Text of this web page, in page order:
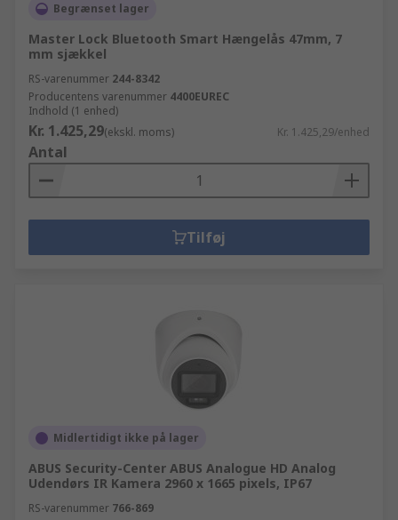
Begrænset lager
Master Lock Bluetooth Smart Hængelås 47mm, 7
mm sjækkel
RS-varenummer 244-8342
Producentens varenummer 4400EUREC
Indhold (1 enhed)
Kr. 1.425,29(ekskl. moms) Kr. 1.425,29/enhed
Antal
Tilføj
Midlertidigt ikke på lager
ABUS Security-Center ABUS Analogue HD Analog
Udendørs IR Kamera 2960 x 1665 pixels, IP67
RS-varenummer 766-869